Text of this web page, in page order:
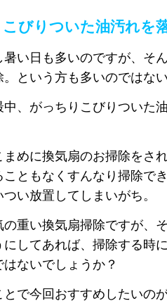
びりついた油汚れを
暑い日も多いのですが、そ
。という方も多いのではな
中、がっちりこびりついた
まめに換気扇のお掃除をさ
こともなくすんなり掃除で
い放置してしまいがち。
の重い換気扇掃除ですが、
にしてあれば、掃除する時
ないでしょうか？
とで今回おすすめしたいの